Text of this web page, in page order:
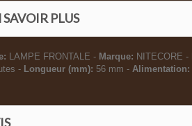
SAVOIR PLUS
LAMPE FRONTALE - Marque: NITECORE -
- Longueur (mm): 56 mm - Alimentation: